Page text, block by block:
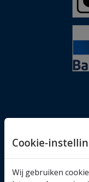
Cookie-
Wij gebruiken